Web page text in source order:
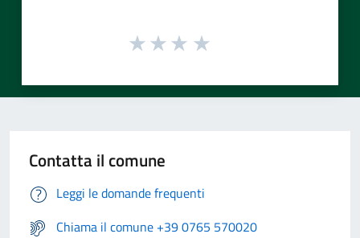
Contatta il comune
Leggi le domande frequenti
Chiama il comune +39 0765 570020